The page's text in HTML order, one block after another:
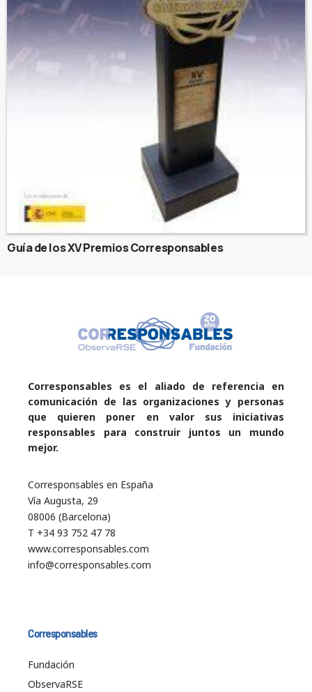
Guía de los XV Premios Corresponsables
Corresponsables es el aliado de referencia en
comunicación de las organizaciones y personas
que quieren poner en valor sus iniciativas
responsables para construir juntos un mundo
mejor.
Corresponsables en España
Vía Augusta, 29
08006 (Barcelona)
T +34 93 752 47 78
www.corresponsables.com
info@corresponsables.com
Corresponsables
Fundación
ObservaRSE